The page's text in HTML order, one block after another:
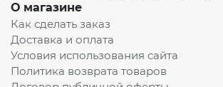
О магазине
Как сделать заказ
Доставка и оплата
Условия использования сайта
Политика возврата товаров